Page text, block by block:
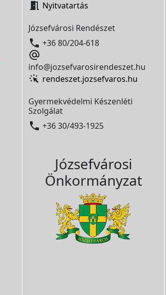
 Nyitvatartás
Józsefvárosi Rendészet
 +36 80/204-618

info@jozsefvarosirendeszet.hu
rendeszet.jozsefvaros.hu
Gyermekvédelmi Készenléti
Szolgálat
 +36 30/493-1925
Józsefvárosi
Önkormányzat